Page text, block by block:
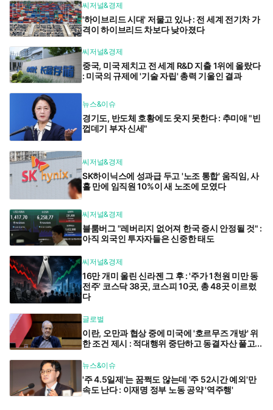
씨저널&경제
'하이브리드 시대' 저물고 있나 : 전 세계 전기차 가
격이 하이브리드 차보다 낮아졌다
씨저널&경제
중국, 미국 제치고 전 세계 R&D 지출 1위에 올랐다
: 미국의 규제에 '기술 자립' 총력 기울인 결과
뉴스&이슈
경기도, 반도체 호황에도 웃지 못한다 : 추미애 "빈
껍데기 부자 신세"
씨저널&경제
SK하이닉스에 성과급 두고 '노조 통합' 움직임, 사
흘 만에 임직원 10%이 새 노조에 모였다
씨저널&경제
블룸버그 "레버리지 없어져 한국 증시 안정될 것" :
아직 외국인 투자자들은 신중한 태도
씨저널&경제
16만 개미 울린 신라젠 그 후 : '주가 1천원 미만 동
전주' 코스닥 38곳, 코스피 10곳, 총 48곳 이르렀
다
글로벌
이란, 오만과 협상 중에 미국에 '호르무즈 개방' 위
한 조건 제시 : 적대행위 중단하고 동결자산 풀고...
뉴스&이슈
'주 4.5일제'는 꿈쩍도 않는데 '주 52시간 예외'만
속도 난다 : 이재명 정부 노동 공약 '역주행'